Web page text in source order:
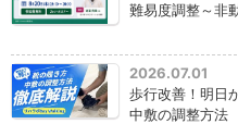
難易度調整～非
2026.07.01
歩行改善！明日
中敷の調整方法